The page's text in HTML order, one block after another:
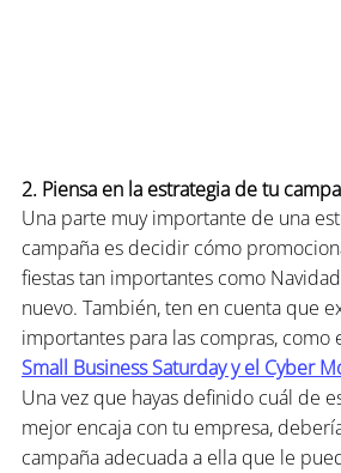
2. Piensa en la estrategia de tu
Una parte muy importante de una
campaña es decidir cómo
fiestas tan importantes como
nuevo. También, ten en cuenta que
importantes para las compras, como
Small Business Saturday y el Cyber
Una vez que hayas definido cuál de
mejor encaja con tu empresa,
campaña adecuada a ella que le